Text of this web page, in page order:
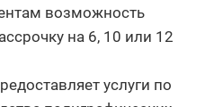
возможность
на 6, 10 или 12
услуги по